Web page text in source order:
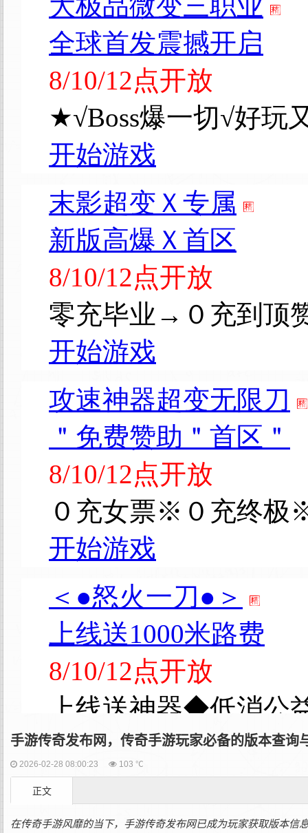
手游传奇发布网，传奇手游玩家必备的版本查询
2026-02-28 08:00:23 103 ℃
正文
在传奇手游风靡的当下，手游传奇发布网已成为玩家获取版本